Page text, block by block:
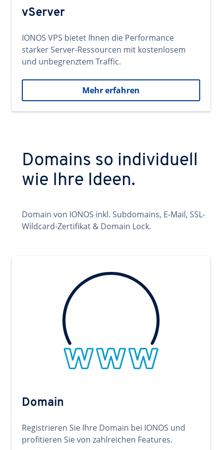
vServer
IONOS VPS bietet Ihnen die Performance
starker Server-Ressourcen mit kostenlosem
und unbegrenztem Traffic.
Mehr erfahren
Domains so individuell
wie Ihre Ideen.
Domain von IONOS inkl. Subdomains, E-Mail, SSL-
Wildcard-Zertifikat & Domain Lock.
Domain
Registrieren Sie Ihre Domain bei IONOS und
profitieren Sie von zahlreichen Features.